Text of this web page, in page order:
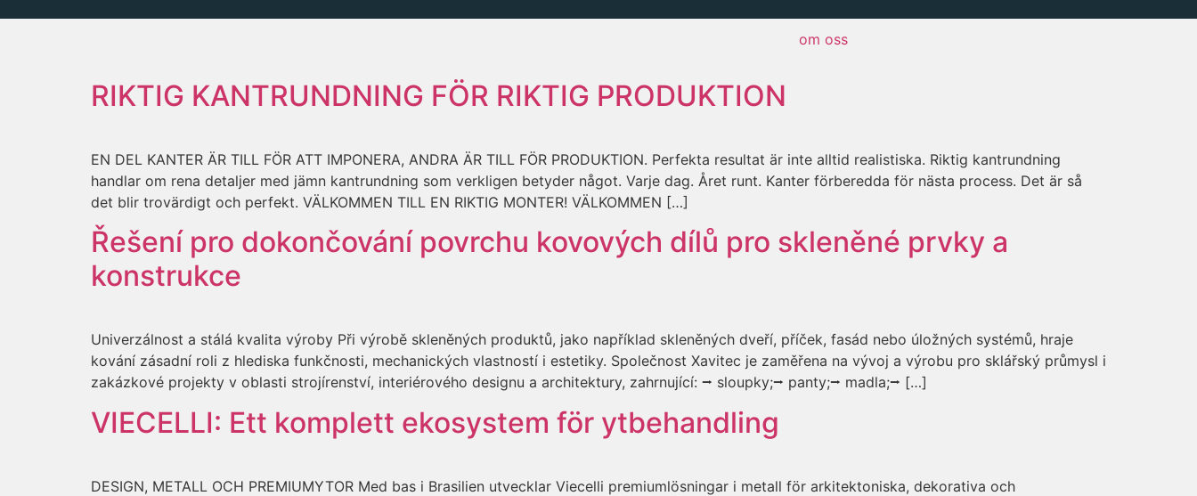
om oss
RIKTIG KANTRUNDNING FÖR RIKTIG PRODUKTION
EN DEL KANTER ÄR TILL FÖR ATT IMPONERA, ANDRA ÄR TILL FÖR PRODUKTION. Perfekta resultat är inte alltid realistiska. Riktig kantrundning
handlar om rena detaljer med jämn kantrundning som verkligen betyder något. Varje dag. Året runt. Kanter förberedda för nästa process. Det är så
det blir trovärdigt och perfekt. VÄLKOMMEN TILL EN RIKTIG MONTER! VÄLKOMMEN […]
Řešení pro dokončování povrchu kovových dílů pro skleněné prvky a
konstrukce
Univerzálnost a stálá kvalita výroby Při výrobě skleněných produktů, jako například skleněných dveří, příček, fasád nebo úložných systémů, hraje
kování zásadní roli z hlediska funkčnosti, mechanických vlastností i estetiky. Společnost Xavitec je zaměřena na vývoj a výrobu pro sklářský průmysl i
zakázkové projekty v oblasti strojírenství, interiérového designu a architektury, zahrnující: ⭢ sloupky;⭢ panty;⭢ madla;⭢ […]
VIECELLI: Ett komplett ekosystem för ytbehandling
DESIGN, METALL OCH PREMIUMYTOR Med bas i Brasilien utvecklar Viecelli premiumlösningar i metall för arkitektoniska, dekorativa och